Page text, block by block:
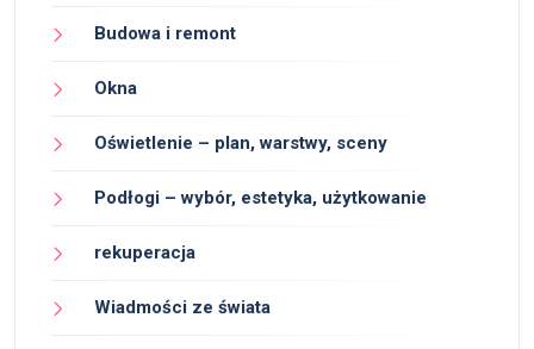
Budowa i remont
Okna
Oświetlenie – plan, warstwy, sceny
Podłogi – wybór, estetyka, użytkowanie
rekuperacja
Wiadmości ze świata